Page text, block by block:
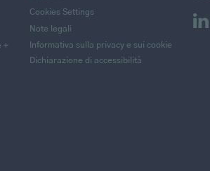
+
Cookies Settings
Note legali
Informativa sulla privacy e sui cookie
Dichiarazione di accessibilità